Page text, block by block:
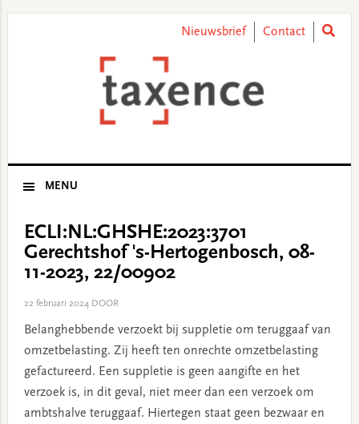
Nieuwsbrief Contact
MENU
ECLI:NL:GHSHE:2023:3701
Gerechtshof 's-Hertogenbosch, 08-
11-2023, 22/00902
22 februari 2024DOOR
Belanghebbende verzoekt bij suppletie om teruggaaf van
omzetbelasting. Zij heeft ten onrechte omzetbelasting
gefactureerd. Een suppletie is geen aangifte en het
verzoek is, in dit geval, niet meer dan een verzoek om
ambtshalve teruggaaf. Hiertegen staat geen bezwaar en